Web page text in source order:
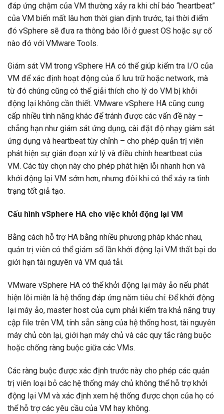
đáp ứng chậm của VM thường xảy ra khi chỉ báo “heartbeat”
của VM biến mất lâu hơn thời gian định trước, tại thời điểm
đó vSphere sẽ đưa ra thông báo lỗi ở guest OS hoặc sự cố
nào đó với VMware Tools.
Giám sát VM trong vSphere HA có thể giúp kiểm tra I/O của
VM để xác định hoạt động của ổ lưu trữ hoặc network, mà
từ đó chúng cũng có thể giải thích cho lý do VM bị khởi
động lại không cần thiết. VMware vSphere HA cũng cung
cấp nhiều tính năng khác để tránh được các vấn đề này –
chẳng hạn như giám sát ứng dụng, cài đặt độ nhạy giám sát
ứng dụng và heartbeat tùy chỉnh – cho phép quản trị viên
phát hiện sự gián đoạn xử lý và điều chỉnh heartbeat của
VM. Các tùy chọn này cho phép phát hiện lỗi nhanh hơn và
khởi động lại VM sớm hơn, nhưng đôi khi có thể xảy ra tình
trạng tốt giả tạo.
Cấu hình vSphere HA cho việc khởi động lại VM
Bằng cách hỗ trợ HA bằng nhiều phương pháp khác nhau,
quản trị viên có thể giảm số lần khởi động lại VM thất bại do
giới hạn tài nguyên và VM quá tải.
VMware vSphere HA có thể khởi động lại máy ảo nếu phát
hiện lỗi miễn là hệ thống đáp ứng năm tiêu chí: Để khởi động
lại máy ảo, master host của cụm phải kiểm tra khả năng truy
cập file trên VM, tính sẵn sàng của hệ thống host, tài nguyên
máy chủ còn lại, giới hạn máy chủ và các quy tắc ràng buộc
hoặc chống ràng buộc giữa các VMs.
Các ràng buộc được xác định trước này cho phép các quản
trị viên loại bỏ các hệ thống máy chủ không thể hỗ trợ khởi
động lại VM và xác định xem hệ thống được chọn của họ có
thể hỗ trợ các yêu cầu của VM hay không.